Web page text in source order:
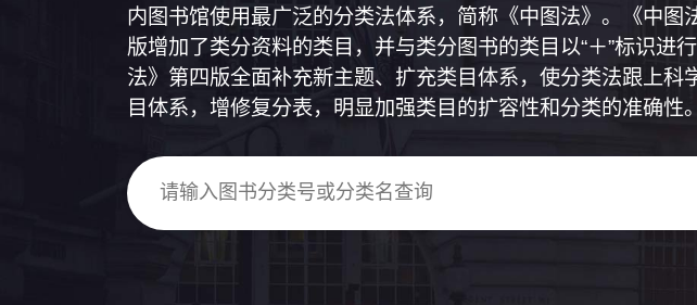
内图书馆使用最广泛的分类法体系，简称《中图法》。《中
版增加了类分资料的类目，并与类分图书的类目以“＋”标识
法》第四版全面补充新主题、扩充类目体系，使分类法跟上
目体系，增修复分表，明显加强类目的扩容性和分类的准确性。